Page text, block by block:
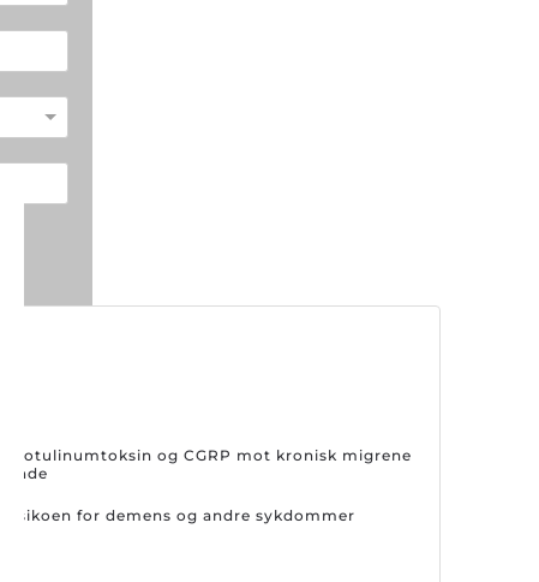
botulinumtoksin og CGRP mot kronisk migrene
risikoen for demens og andre sykdommer